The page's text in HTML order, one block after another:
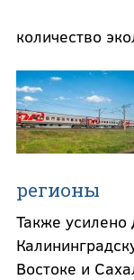
количество
регионы
Также
Востоке и